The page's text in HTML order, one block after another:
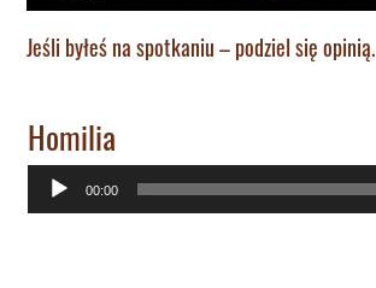
Jeśli byłeś na spotkaniu – podziel się opinią.
Homilia
Odtwarzacz
plików
00:00